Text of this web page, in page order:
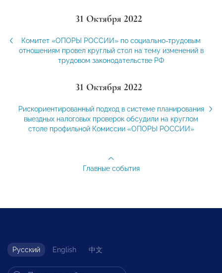
31 Октября 2022
Комитет «ОПОРЫ РОССИИ» по социально-трудовым
отношениям провел круглый стол на тему изменений в
трудовом законодательстве РФ
31 Октября 2022
Рискориентированный подход в системе планирования
выездных налоговых проверок обсудили на круглом
столе профильной Комиссии «ОПОРЫ РОССИИ»
Главные события
Русский English 中文